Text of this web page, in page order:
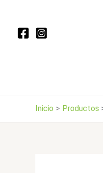
contenido
Inicio Productos